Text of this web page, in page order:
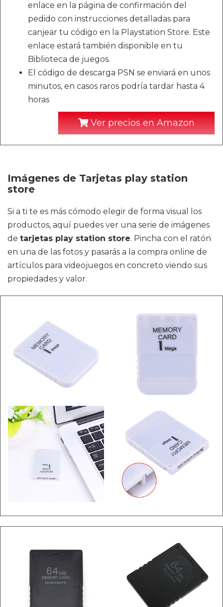
enlace en la página de confirmación del
pedido con instrucciones detalladas para
canjear tu código en la Playstation Store. Este
enlace estará también disponible en tu
Biblioteca de juegos.
El código de descarga PSN se enviará en unos
minutos, en casos raros podría tardar hasta 4
horas
Ver precios en Amazon
Imágenes de Tarjetas play station
store
Si a ti te es más cómodo elegir de forma visual los
productos, aquí puedes ver una serie de imágenes
de tarjetas play station store. Pincha con el ratón
en una de las fotos y pasarás a la compra online de
artículos para videojuegos en concreto viendo sus
propiedades y valor.